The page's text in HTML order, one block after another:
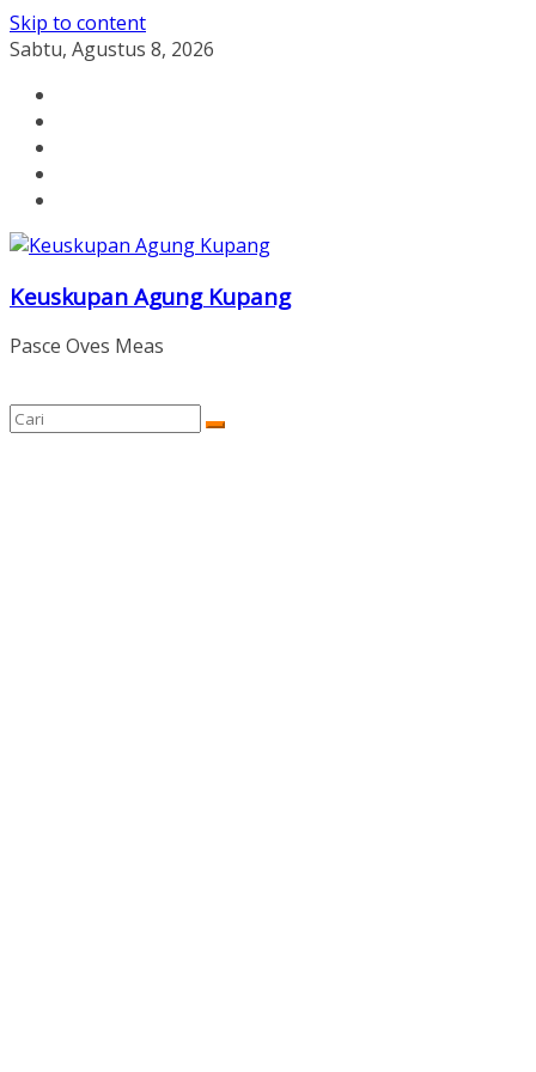
Skip to content
Sabtu, Agustus 8, 2026
Keuskupan Agung Kupang
Pasce Oves Meas